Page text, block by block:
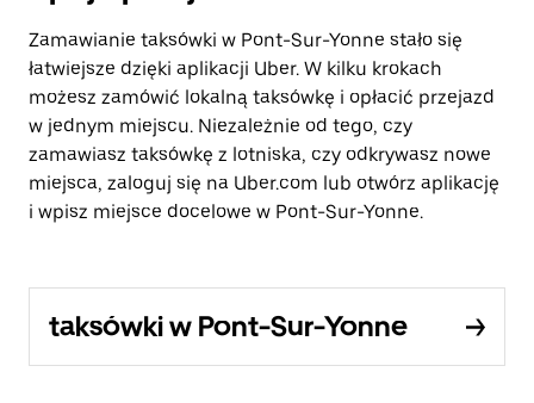
Zamawianie taksówki w Pont-Sur-Yonne stało się
łatwiejsze dzięki aplikacji Uber. W kilku krokach
możesz zamówić lokalną taksówkę i opłacić przejazd
w jednym miejscu. Niezależnie od tego, czy
zamawiasz taksówkę z lotniska, czy odkrywasz nowe
miejsca, zaloguj się na Uber.com lub otwórz aplikację
i wpisz miejsce docelowe w Pont-Sur-Yonne.
taksówki w Pont-Sur-Yonne